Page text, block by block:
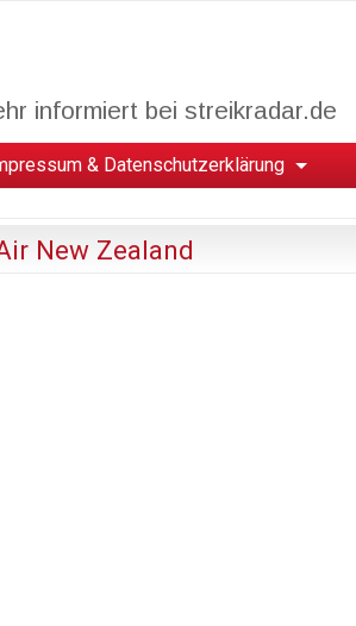
informiert bei streikradar.de
& Datenschutzerklärung
New Zealand